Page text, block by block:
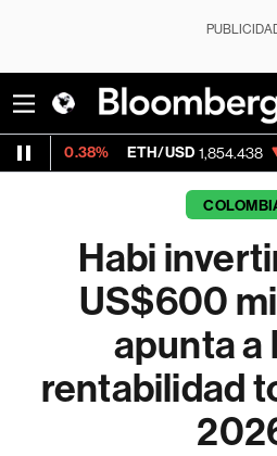
ETH/USD 1,854.438 -0.70% Visa
Habi
US$600
apunta a
rentabilidad